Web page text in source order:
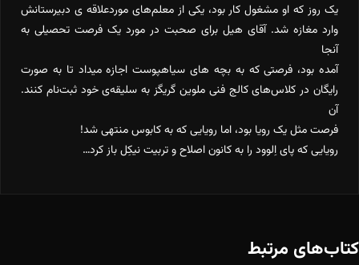
یک روز که او مشغول کار بود، یکی از معلم‌های موردعلاقه ی دبیرستانش
وارد مغازه شد. آقای هیل برای صحبت در مورد یک فرصت تحصیلی به
آنجا
آمده بود، فرصتی که به بچه های سیاهپوست اجازه میداد تا به صورت
رایگان در کلاس‌های کالج فنی ملوین گریگز به سلیقه‌ی خود ثبت‌نام کنند.
آن
فرصت مثل یک رویا بود، اما رویایی که به کابوس منتهی شد!
رویایی که پای اِلوود را به کانون اصلاح و تربیت نیکِل باز کرد…
کتاب‌های مرتبط